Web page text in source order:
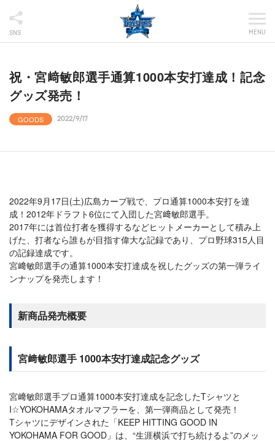
SNS MENU
祝・宮﨑敏郎選手通算1000本安打達成！記念
グッズ発売！
GOODS 2022/9/17
2022年9月17日(土)広島カープ戦で、プロ通算1000本安打を達
成！2012年ドラフト6位にて入団した宮﨑敏郎選手。
2017年には首位打者を獲得するなどヒットメーカーとして積み上
げた、打者なら誰もが目指す偉大な記録であり、プロ野球315人目
の記録達成です。
宮﨑敏郎選手の通算1000本安打達成を祝したグッズの第一弾ライ
ンナップを発売します！
新商品発売概要
宮﨑敏郎選手 1000本安打達成記念グッズ
宮﨑敏郎選手プロ通算1000本安打達成を記念したTシャツと
I☆YOKOHAMAタオルマフラーを、第一弾商品として発売！
Tシャツにデザインされた「KEEP HITTING GOOD IN
YOKOHAMA FOR GOOD」は、“生涯横浜で打ち続けるよ”のメッ